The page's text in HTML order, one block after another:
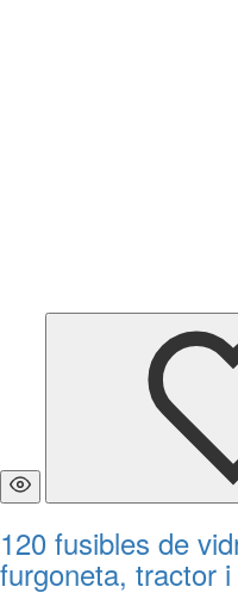
120 fusibles de
furgoneta, tractor i